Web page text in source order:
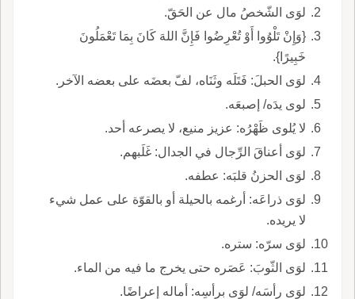
لوَى الشّخصُ مال عن الحَقّ.
{وَإِنْ تَلْوُوا أَوْ تُعْرِضُوا فَإِنَّ اللهَ كَانَ بِمَا تَعْمَلُونَ
خَبِيرًا}.
لوَى الحبلَ: فَتَلَه وثَنَاه، لفّ بعضَه على بعضه الآخر.
لوى يدَه/ إصبعَه.
لا يُلوى ظَهْرُه: عزيز منيع، لا يصرعه أحد.
لوَى أعناقَ الرِّجال في الجدال: غَلَبهم.
لوَى الحزنُ قلبَه: عطفه.
لوَى ذراعَه: أرغمه بالحيلة أو بالقوّة على عمل شيء
لا يريده.
لوَى سرّه: ستره.
لوَى الثّوبَ: عَصَره حتى يخرج ما فيه من الماء.
لوَى رأسَه/ لوَى برأسِه: أماله إعراضًا.